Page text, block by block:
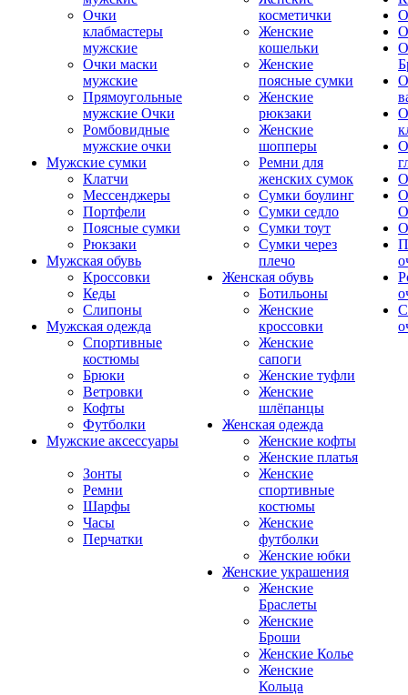
Очки
клабмастеры
мужские
Очки маски
мужские
Прямоугольные
мужские Очки
Ромбовидные
мужские очки
Мужские сумки
Клатчи
Мессенджеры
Портфели
Поясные сумки
Рюкзаки
Мужская обувь
Кроссовки
Кеды
Слипоны
Мужская одежда
Спортивные
костюмы
Брюки
Ветровки
Кофты
Футболки
Мужские аксессуары
Зонты
Ремни
Шарфы
Часы
Перчатки
косметички
Женские
кошельки
Женские
поясные сумки
Женские
рюкзаки
Женские
шопперы
Ремни для
женских сумок
Сумки боулинг
Сумки седло
Сумки тоут
Сумки через
плечо
Женская обувь
Ботильоны
Женские
кроссовки
Женские
сапоги
Женские туфли
Женские
шлёпанцы
Женская одежда
Женские кофты
Женские платья
Женские
спортивные
костюмы
Женские
футболки
Женские юбки
Женские украшения
Женские
Браслеты
Женские
Броши
Женские Колье
Женские
Кольца